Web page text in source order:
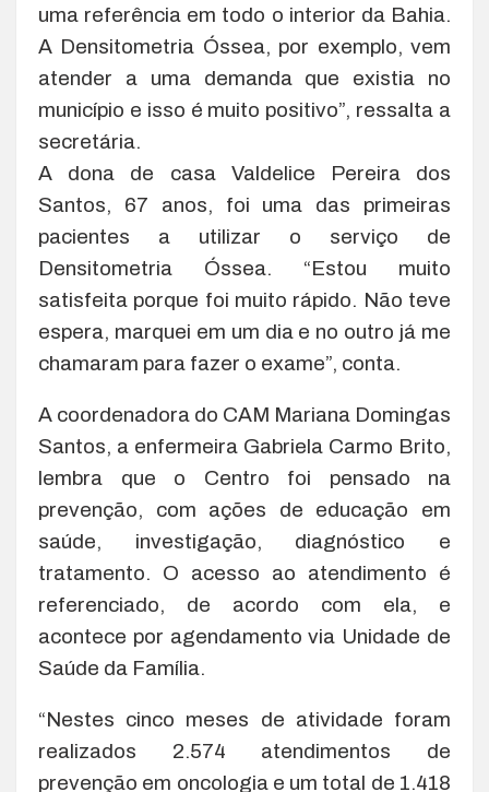
uma referência em todo o interior da Bahia.
A Densitometria Óssea, por exemplo, vem
atender a uma demanda que existia no
município e isso é muito positivo”, ressalta a
secretária.
A dona de casa Valdelice Pereira dos
Santos, 67 anos, foi uma das primeiras
pacientes a utilizar o serviço de
Densitometria Óssea. “Estou muito
satisfeita porque foi muito rápido. Não teve
espera, marquei em um dia e no outro já me
chamaram para fazer o exame”, conta.
A coordenadora do CAM Mariana Domingas
Santos, a enfermeira Gabriela Carmo Brito,
lembra que o Centro foi pensado na
prevenção, com ações de educação em
saúde, investigação, diagnóstico e
tratamento. O acesso ao atendimento é
referenciado, de acordo com ela, e
acontece por agendamento via Unidade de
Saúde da Família.
“Nestes cinco meses de atividade foram
realizados 2.574 atendimentos de
prevenção em oncologia e um total de 1.418